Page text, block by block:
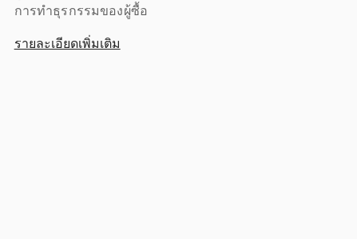
การทำธุรกรรมของผู้ซื้อ
รายละเอียดเพิ่มเติม